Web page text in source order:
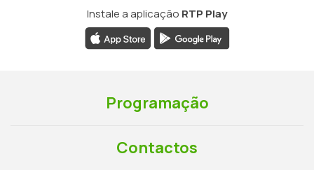
Instale a aplicação RTP Play
Programação
Contactos